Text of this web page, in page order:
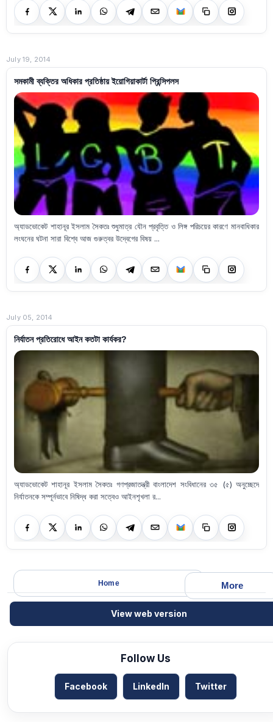
July 19, 2014
সমকামী ব্যক্তির অধিকার প্রতিষ্ঠায় ইয়োগিয়াকার্টা প্রিন্সিপলস
অ্যাডভোকেট শাহানূর ইসলাম সৈকতঃ শুধুমাত্র যৌন প্রবৃত্তি ও লিঙ্গ পরিচয়ের কারণে মানবাধিকার
লংঘনের ঘটনা সারা বিশ্বে আজ গুরুত্বর উদ্বেগের বিষয় ...
July 05, 2014
নির্যাতন প্রতিরোধে আইন কতটা কার্যকর?
অ্যাডভোকেট শাহানূর ইসলাম সৈকতঃ গণপ্রজাতন্ত্রী বাংলাদেশ সংবিধানের ৩৫ (৫) অনুচ্ছেদে
নির্যাতনকে সম্পূর্নভাবে নিষিদ্ধ করা সত্বেও আইনশৃখলা র...
More
Home
View web version
Follow Us
Facebook LinkedIn Twitter